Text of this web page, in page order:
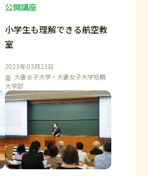
公開講座
小学生も理解できる航空教
室
2023年 03月23日
大妻女子大学・大妻女子大学短期
大学部